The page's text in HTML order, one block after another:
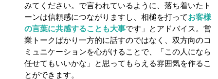
みてください。で言われているように、落ち着いたト
ーンは信頼感につながりますし、相槌を打ってお客様
の言葉に共感することも大事です」とアドバイス。営
業トークばかり一方的に話すのではなく、双方向のコ
ミュニケーションを心がけることで、「この人になら
任せてもいいかな」と思ってもらえる雰囲気を作るこ
とができます。